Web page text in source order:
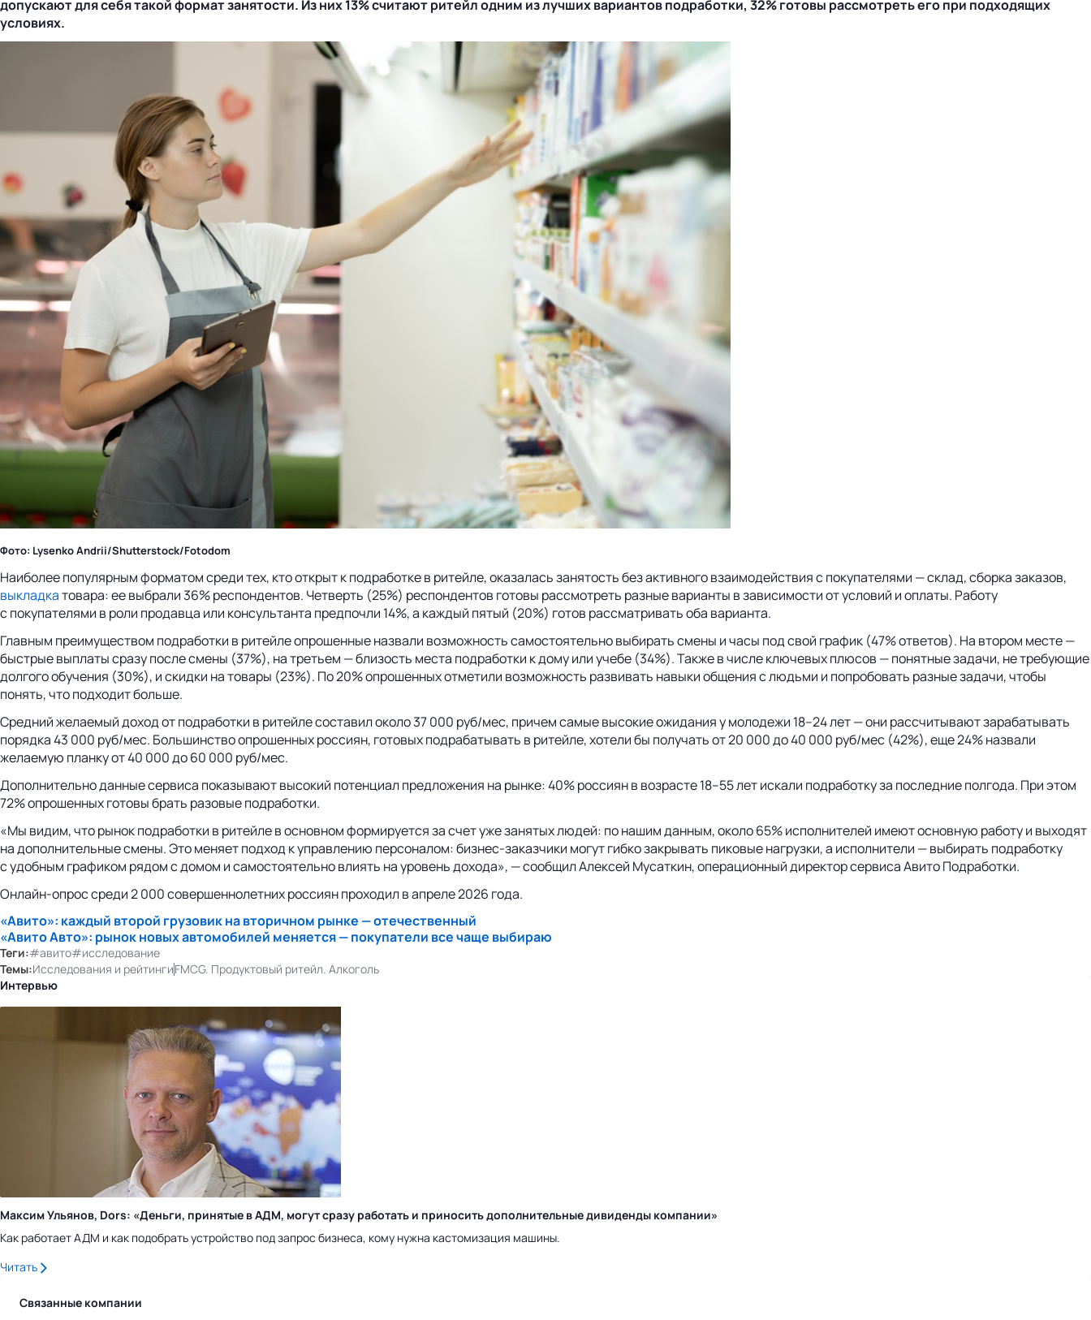
допускают для себя такой формат занятости. Из них 13% считают ритейл одним из лучших вариантов подработки, 32% готовы рассмотреть его при подходящих
условиях.
Фото: Lysenko Andrii/Shutterstock/Fotodom
Наиболее популярным форматом среди тех, кто открыт к подработке в ритейле, оказалась занятость без активного взаимодействия с покупателями — склад, сборка заказов,
выкладкатовара: ее выбрали 36% респондентов. Четверть (25%) респондентов готовы рассмотреть разные варианты в зависимости от условий и оплаты. Работу
с покупателями в роли продавца или консультанта предпочли 14%, а каждый пятый (20%) готов рассматривать оба варианта.
Главным преимуществом подработки в ритейле опрошенные назвали возможность самостоятельно выбирать смены и часы под свой график (47% ответов). На втором месте —
быстрые выплаты сразу после смены (37%), на третьем — близость места подработки к дому или учебе (34%). Также в числе ключевых плюсов — понятные задачи, не требующие
долгого обучения (30%), и скидки на товары (23%). По 20% опрошенных отметили возможность развивать навыки общения с людьми и попробовать разные задачи, чтобы
понять, что подходит больше.
Средний желаемый доход от подработки в ритейле составил около 37 000 руб/мес, причем самые высокие ожидания у молодежи 18–24 лет — они рассчитывают зарабатывать
порядка 43 000 руб/мес. Большинство опрошенных россиян, готовых подрабатывать в ритейле, хотели бы получать от 20 000 до 40 000 руб/мес (42%), еще 24% назвали
желаемую планку от 40 000 до 60 000 руб/мес.
Дополнительно данные сервиса показывают высокий потенциал предложения на рынке: 40% россиян в возрасте 18–55 лет искали подработку за последние полгода. При этом
72% опрошенных готовы брать разовые подработки.
«Мы видим, что рынок подработки в ритейле в основном формируется за счет уже занятых людей: по нашим данным, около 65% исполнителей имеют основную работу и выходят
на дополнительные смены. Это меняет подход к управлению персоналом: бизнес-заказчики могут гибко закрывать пиковые нагрузки, а исполнители — выбирать подработку
с удобным графиком рядом с домом и самостоятельно влиять на уровень дохода», — сообщил Алексей Мусаткин, операционный директор сервиса Авито Подработки.
Онлайн-опрос среди 2 000 совершеннолетних россиян проходил в апреле 2026 года.
«Авито»: каждый второй грузовик на вторичном рынке — отечественный
«Авито Авто»: рынок новых автомобилей меняется — покупатели все чаще выбираю
Теги:#авито#исследование
Темы:Исследования и рейтингиFMCG. Продуктовый ритейл. Алкоголь
Интервью
Максим Ульянов, Dors: «Деньги, принятые в АДМ, могут сразу работать и приносить дополнительные дивиденды компании»
Как работает АДМ и как подобрать устройство под запрос бизнеса, кому нужна кастомизация машины.
Читать
Связанные компании